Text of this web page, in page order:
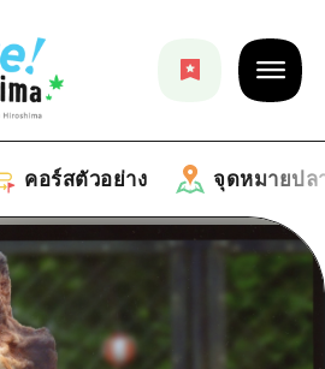
คอร์สตัวอย่าง จุดหมายปล
ด่น
รย่าง